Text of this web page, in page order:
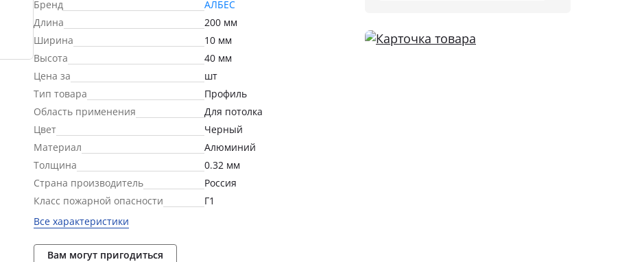
Бренд
АЛБЕС
Длина
200 мм
Ширина
10 мм
Высота
40 мм
Цена за
шт
Тип товара
Профиль
Область применения
Для потолка
Цвет
Черный
Материал
Алюминий
Толщина
0.32 мм
Страна производитель
Россия
Класс пожарной опасности
Г1
Все характеристики
Вам могут пригодиться